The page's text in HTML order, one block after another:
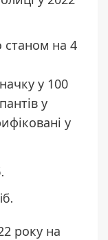
станом на 4
у 100
у
у
року на